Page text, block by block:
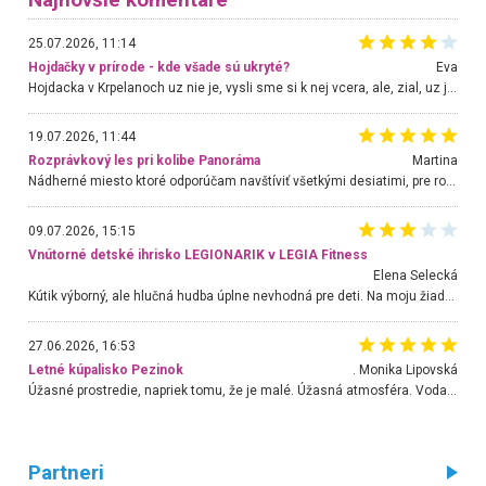
25.07.2026, 11:14
Hojdačky v prírode - kde všade sú ukryté?
Eva
19.07.2026, 11:44
Rozprávkový les pri kolibe Panoráma
Martina
Nádherné miesto ktoré odporúčam navštíviť všetkými desiatimi, pre rodiny s deťmi, dôchodcom... Proste a jednoducho ozaj rozprávkový les.. určite ešte prídeme. Odniesli sme si na pamiatku krásne tričká,
09.07.2026, 15:15
Vnútorné detské ihrisko LEGIONARIK v LEGIA Fitness
Elena Selecká
Kútik výborný, ale hlučná hudba úplne nevhodná pre deti. Na moju žiadosť o aspoň sušenie nereagovali.
27.06.2026, 16:53
Letné kúpalisko Pezinok
. Monika Lipovská
Partneri